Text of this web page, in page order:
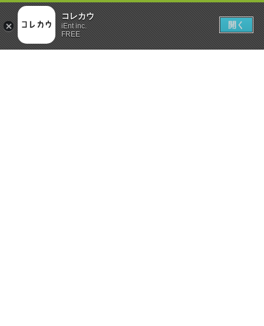
コレカウ
iEnt inc.
FREE
開く